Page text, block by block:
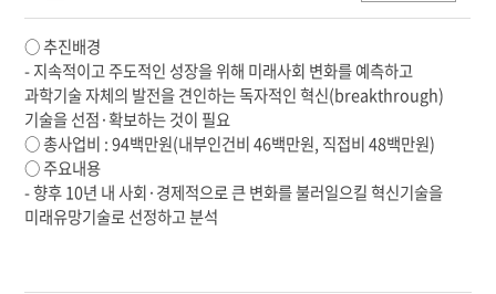
○ 추진배경
- 지속적이고 주도적인 성장을 위해 미래사회 변화를 예측하고
과학기술 자체의 발전을 견인하는 독자적인 혁신(breakthrough)
기술을 선점·확보하는 것이 필요
○ 총사업비 : 94백만원(내부인건비 46백만원, 직접비 48백만원)
○ 주요내용
- 향후 10년 내 사회·경제적으로 큰 변화를 불러일으킬 혁신기술을
미래유망기술로 선정하고 분석